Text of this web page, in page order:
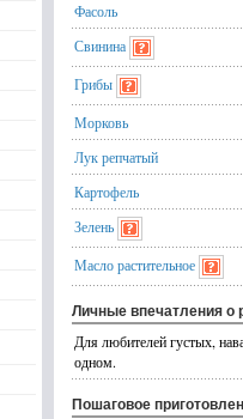
Фасоль
Свинина
Грибы
Морковь
Лук репчатый
Картофель
Зелень
Масло растительное
Личные впечатления о
Для любителей густых,
одном.
Пошаговое